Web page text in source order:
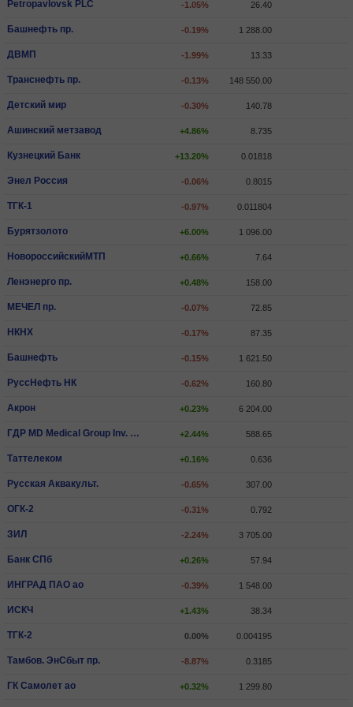
Petropavlovsk PLC -1.05% 26.40
Башнефть пр. -0.19% 1 288.00
ДВМП -1.99% 13.33
Транснефть пр. -0.13% 148 550.00
Детский мир -0.30% 140.78
Ашинский метзавод +4.86% 8.735
Кузнецкий Банк +13.20% 0.01818
Энел Россия -0.06% 0.8015
ТГК-1 -0.97% 0.011804
Бурятзолото +6.00% 1 096.00
НовороссийскийМТП +0.66% 7.64
Ленэнерго пр. +0.48% 158.00
МЕЧЕЛ пр. -0.07% 72.85
НКНХ -0.17% 87.35
Башнефть -0.15% 1 621.50
РуссНефть НК -0.62% 160.80
Акрон +0.23% 6 204.00
ГДР MD Medical Group Inv. PLC +2.44% 588.65
Таттелеком +0.16% 0.636
Русская Аквакульт. -0.65% 307.00
ОГК-2 -0.31% 0.792
ЗИЛ -2.24% 3 705.00
Банк СПб +0.26% 57.94
ИНГРАД ПАО ао -0.39% 1 548.00
ИCКЧ +1.43% 38.34
ТГК-2 0.00% 0.004195
Тамбов. ЭнСбыт пр. -8.87% 0.3185
ГК Самолет ао +0.32% 1 299.80